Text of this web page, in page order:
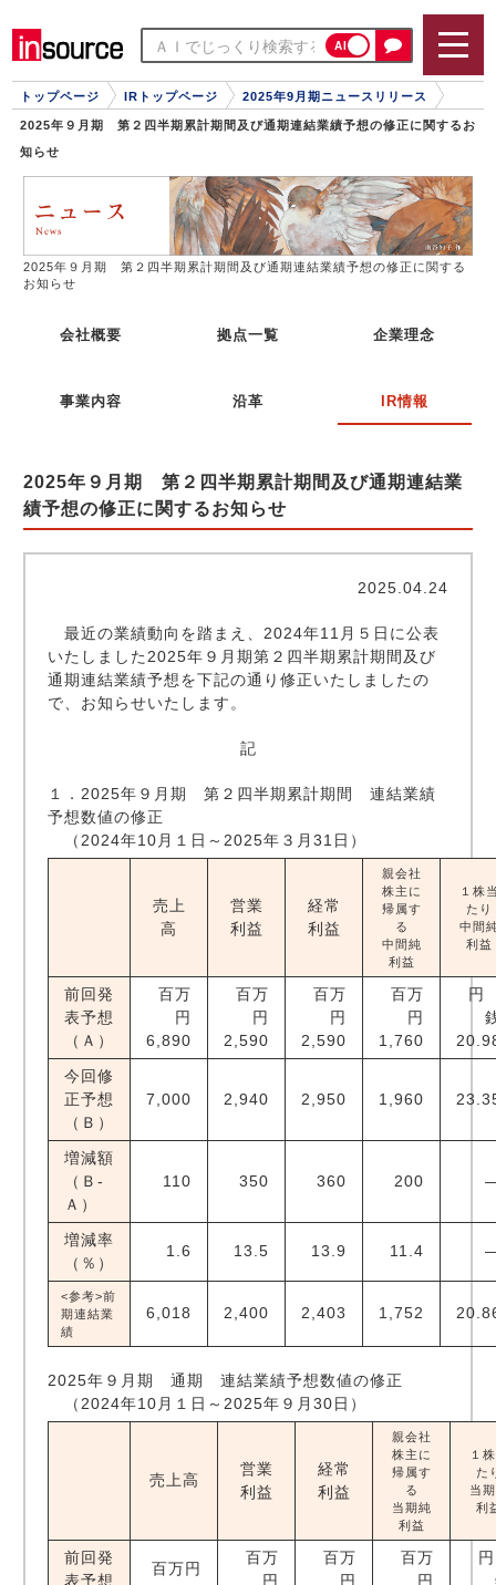
AI
トップページ IRトップページ 2025年9月期ニュースリリース
2025年９月期 第２四半期累計期間及び通期連結業績予想の修正に関するお
知らせ
2025年９月期 第２四半期累計期間及び通期連結業績予想の修正に関する
お知らせ
会社概要 拠点一覧 企業理念
事業内容 沿革 IR情報
2025年９月期 第２四半期累計期間及び通期連結業
績予想の修正に関するお知らせ
2025.04.24
最近の業績動向を踏まえ、2024年11月５日に公表
いたしました2025年９月期第２四半期累計期間及び
通期連結業績予想を下記の通り修正いたしましたの
で、お知らせいたします。
記
１．2025年９月期 第２四半期累計期間 連結業績
予想数値の修正
（2024年10月１日～2025年３月31日）
売上
高
営業
利益
経常
利益
親会社
株主に
帰属す
る
中間純
利益
１株
たり
中間
利益
前回発
表予想
（Ａ）
百万
円
6,890
百万
円
2,590
百万
円
2,590
百万
円
1,760
今回修
正予想
（Ｂ）
7,000 2,940 2,950 1,960
増減額
（Ｂ-
Ａ）
110 350 360 200
増減率
（％）
1.6 13.5 13.9 11.4
<参考>前
期連結業
績
6,018 2,400 2,403 1,752
2025年９月期 通期 連結業績予想数値の修正
（2024年10月１日～2025年９月30日）
売上高
営業
利益
経常
利益
親会社
株主に
帰属す
る
当期純
利益
１
た
当
利
前回発
表予想
百万円
百万
円
百万
円
百万
円